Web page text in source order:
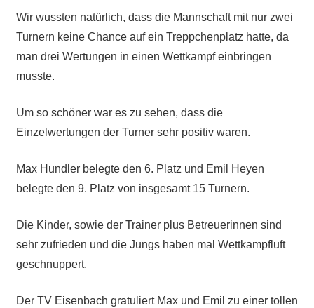
Wir wussten natürlich, dass die Mannschaft mit nur zwei
Turnern keine Chance auf ein Treppchenplatz hatte, da
man drei Wertungen in einen Wettkampf einbringen
musste.
Um so schöner war es zu sehen, dass die
Einzelwertungen der Turner sehr positiv waren.
Max Hundler belegte den 6. Platz und Emil Heyen
belegte den 9. Platz von insgesamt 15 Turnern.
Die Kinder, sowie der Trainer plus Betreuerinnen sind
sehr zufrieden und die Jungs haben mal Wettkampfluft
geschnuppert.
Der TV Eisenbach gratuliert Max und Emil zu einer tollen